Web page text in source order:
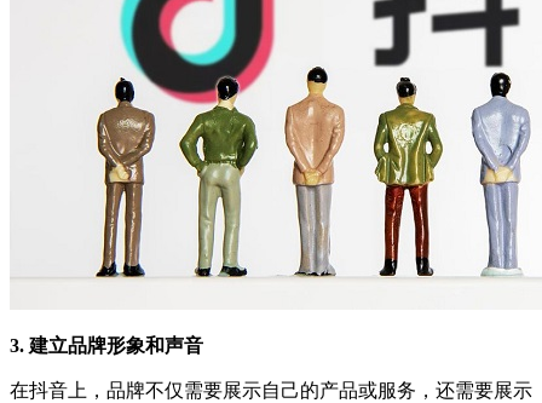
3. 建立品牌形象和声音
在抖音上，品牌不仅需要展示自己的产品或服务，还需要展示